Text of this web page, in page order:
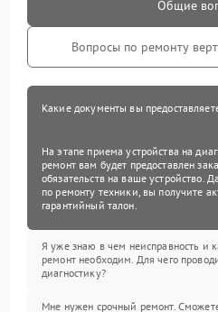
Общие
Вопросы по ремонту
Какие документы вы
На этапе приема устройства на
ремонт вам будет предоставлен
обязательств на ваше устройство.
по ремонту техники, вы получите
гарантийный талон.
Я уже знаю в чем неисправность и
ремонт необходим. Для чего
диагностику?
Мне нужен срочный ремонт.